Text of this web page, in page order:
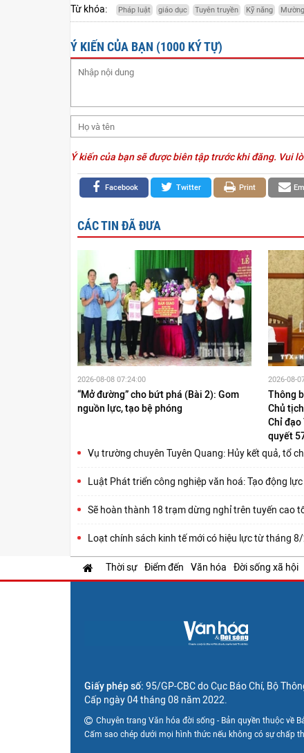
Từ khóa: Pháp luật giáo dục Tuyên truyền Kỹ năng
Ý KIẾN CỦA BẠN (1000 KÝ TỰ)
Ý kiến của bạn sẽ được biên tập trước khi đăng. Vui
Print
Twitter
Facebook
CÁC TIN ĐÃ ĐƯA
2026-08-08 07:24:00
“Mở đường” cho bứt phá (Bài 2): Gom
nguồn lực, tạo bệ phóng
2026-08-
Thông
Chủ
Chỉ
quyết
Vụ trường chuyên Tuyên Quang: Hủy kết quả, tổ
Luật Phát triển công nghiệp văn hoá: Tạo động
Sẽ hoàn thành 18 trạm dừng nghỉ trên tuyến cao
Loạt chính sách kinh tế mới có hiệu lực từ tháng
Thời sự Điểm đến Văn hóa Đời sống xã hội
Giấy phép số: 95/GP-CBC do Cục Báo Chí, Bộ
Cấp ngày 04 tháng 08 năm 2022.
Chuyên trang Văn hóa đời sống - Bản quyền thuộc về
Cấm sao chép dưới mọi hình thức nếu không có sự chấp